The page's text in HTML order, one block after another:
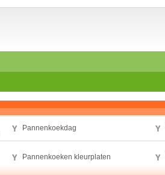
Pannenkoekdag
Pannenkoeken kleurplaten